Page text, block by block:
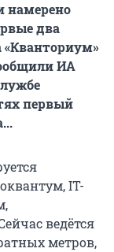
намерено
два
«Кванториум»
ИА
первый
IT-
ведётся
метров,